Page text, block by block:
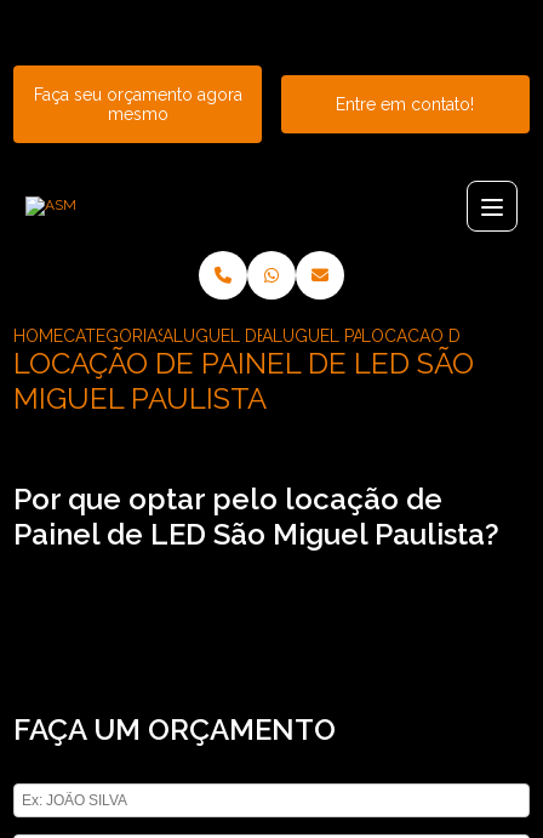
Faça seu orçamento agora
mesmo
Entre em contato!
HOMECATEGORIASALUGUEL DE PAINELALUGUEL PAINEL DE LED
LOCACAO DE PAINEL
LOCAÇÃO DE PAINEL DE LED SÃO
MIGUEL PAULISTA
Por que optar pelo locação de
Painel de LED São Miguel Paulista?
FAÇA UM ORÇAMENTO